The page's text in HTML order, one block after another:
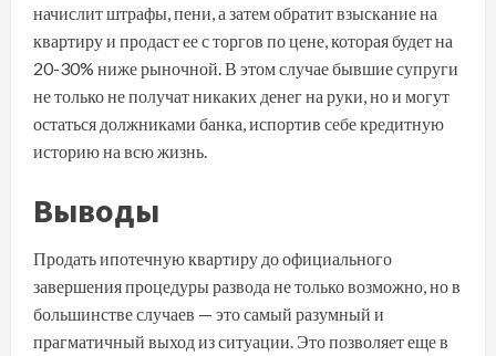
начислит штрафы, пени, а затем обратит взыскание на
квартиру и продаст ее с торгов по цене, которая будет на
20-30% ниже рыночной. В этом случае бывшие супруги
не только не получат никаких денег на руки, но и могут
остаться должниками банка, испортив себе кредитную
историю на всю жизнь.
Выводы
Продать ипотечную квартиру до официального
завершения процедуры развода не только возможно, но в
большинстве случаев — это самый разумный и
прагматичный выход из ситуации. Это позволяет еще в